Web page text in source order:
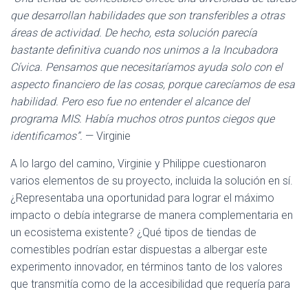
que desarrollan habilidades que son transferibles a otras
áreas de actividad. De hecho, esta solución parecía
bastante definitiva cuando nos unimos a la Incubadora
Cívica. Pensamos que necesitaríamos ayuda solo con el
aspecto financiero de las cosas, porque carecíamos de esa
habilidad. Pero eso fue no entender el alcance del
programa MIS. Había muchos otros puntos ciegos que
identificamos”. — Virginie
A lo largo del camino, Virginie y Philippe cuestionaron
varios elementos de su proyecto, incluida la solución en sí.
¿Representaba una oportunidad para lograr el máximo
impacto o debía integrarse de manera complementaria en
un ecosistema existente? ¿Qué tipos de tiendas de
comestibles podrían estar dispuestas a albergar este
experimento innovador, en términos tanto de los valores
que transmitía como de la accesibilidad que requería para